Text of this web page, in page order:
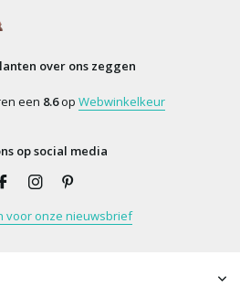
over ons zeggen
een 8.6op Webwinkelkeur
op social media
voor onze nieuwsbrief